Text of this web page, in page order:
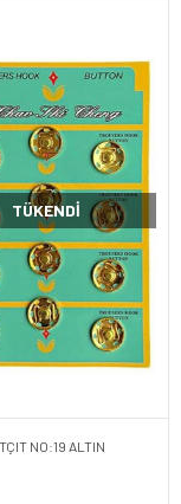
TÜKENDI
NO:19 ALTIN